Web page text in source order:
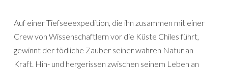
Auf einer Tiefseeexpedition, die ihn zusammen mit einer
Crew von Wissenschaftlern vor die Küste Chiles führt,
gewinnt der tödliche Zauber seiner wahren Natur an
Kraft. Hin- und hergerissen zwischen seinem Leben an